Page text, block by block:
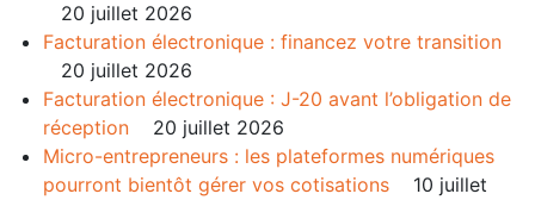
20 juillet 2026
Facturation électronique : financez votre transition
20 juillet 2026
Facturation électronique : J-20 avant l’obligation de
réception
20 juillet 2026
Micro-entrepreneurs : les plateformes numériques
pourront bientôt gérer vos cotisations
10 juillet